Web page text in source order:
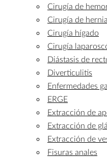
Cirugía de
Cirugía de hernia
Cirugía hígado
Cirugía
Diástasis de
Diverticulitis
Enfermedades
ERGE
Extracción de
Extracción de
Extracción de
Fisuras anales